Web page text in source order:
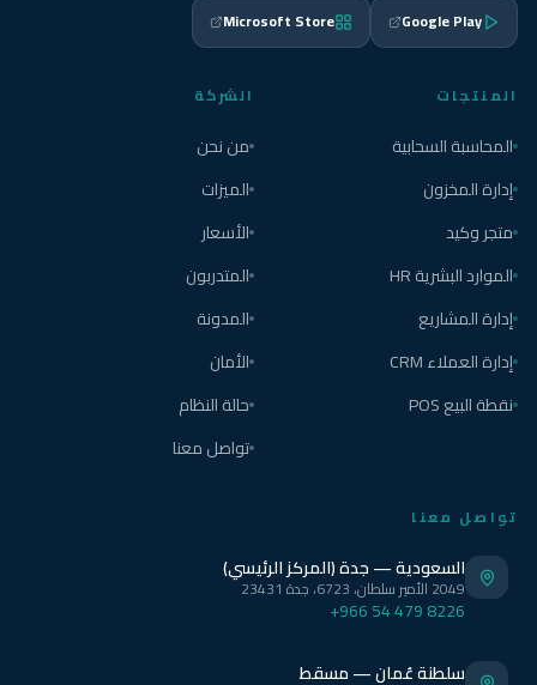
Google Play
Microsoft Store
المنتجات
المحاسبة السحابية
إدارة المخزون
متجر وكيد
الموارد البشرية HR
إدارة المشاريع
إدارة العملاء CRM
نقطة البيع POS
الشركة
من نحن
الميزات
الأسعار
المتدربون
المدونة
الأمان
حالة النظام
تواصل معنا
تواصل معنا
السعودية — جدة (المركز الرئيسي)
2049 الأمير سلطان، 6723، جدة 23431
+966 54 479 8226
سلطنة عُمان — مسقط